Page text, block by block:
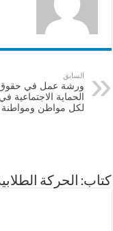
السابق
ورشة عمل في حقوق
الحماية الاجتماعية
لكل مواطن ومواطنة
كتاب: الحركة